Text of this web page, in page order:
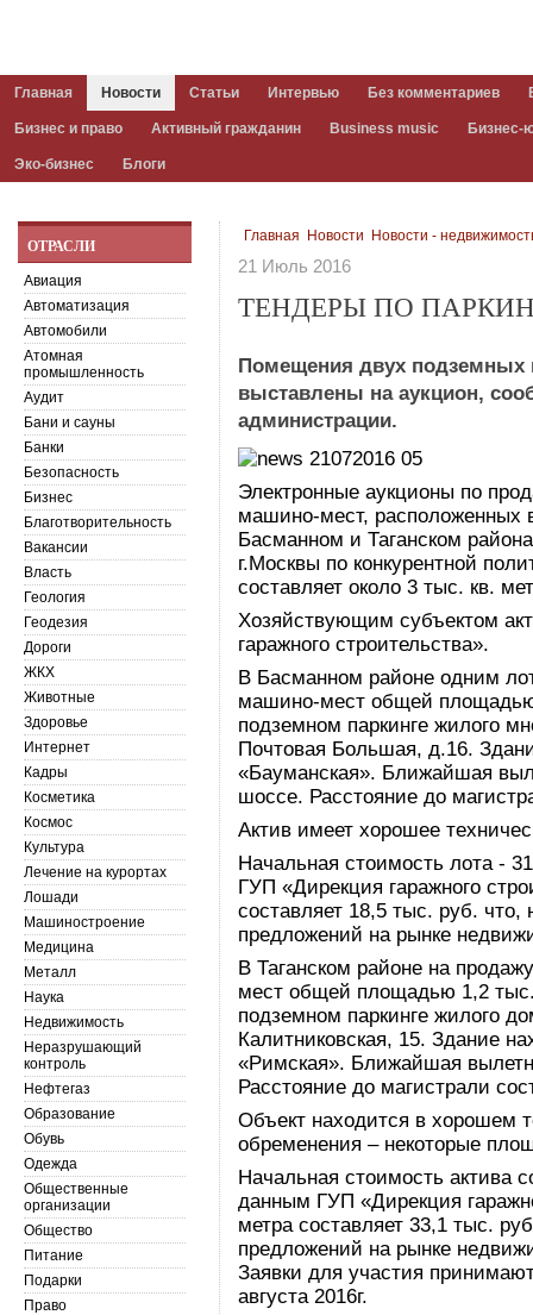
Главная Новости Статьи Интервью Без комментариев
Бизнес и право Активный гражданин Business music Бизнес-
Эко-бизнес Блоги
Главная Новости Новости -
21 Июль 2016
ТЕНДЕРЫ ПО
Помещения двух подземных
выставлены на аукцион,
администрации.
Электронные аукционы по
машино-мест, расположенных
Басманном и Таганском
г.Москвы по конкурентной
составляет около 3 тыс. кв.
Хозяйствующим субъектом
гаражного строительства».
В Басманном районе одним
машино-мест общей
подземном паркинге жилого
Почтовая Большая, д.16.
«Бауманская». Ближайшая
шоссе. Расстояние до
Актив имеет хорошее
Начальная стоимость лота -
ГУП «Дирекция гаражного
составляет 18,5 тыс. руб.
предложений на рынке
В Таганском районе на
мест общей площадью 1,2
подземном паркинге жилого
Калитниковская, 15. Здание
«Римская». Ближайшая
Расстояние до магистрали
Объект находится в хорошем
обременения – некоторые
Начальная стоимость актива
данным ГУП «Дирекция
метра составляет 33,1 тыс.
предложений на рынке
Заявки для участия
августа 2016г.
ОТРАСЛИ
Авиация
Автоматизация
Автомобили
Атомная
промышленность
Аудит
Бани и сауны
Банки
Безопасность
Бизнес
Благотворительность
Вакансии
Власть
Геология
Геодезия
Дороги
ЖКХ
Животные
Здоровье
Интернет
Кадры
Косметика
Космос
Культура
Лечение на курортах
Лошади
Машиностроение
Медицина
Металл
Наука
Недвижимость
Неразрушающий
контроль
Нефтегаз
Образование
Обувь
Одежда
Общественные
организации
Общество
Питание
Подарки
Право